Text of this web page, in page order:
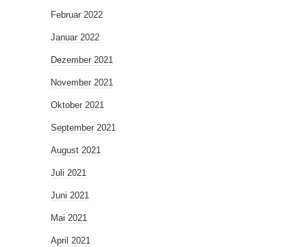
Februar 2022
Januar 2022
Dezember 2021
November 2021
Oktober 2021
September 2021
August 2021
Juli 2021
Juni 2021
Mai 2021
April 2021